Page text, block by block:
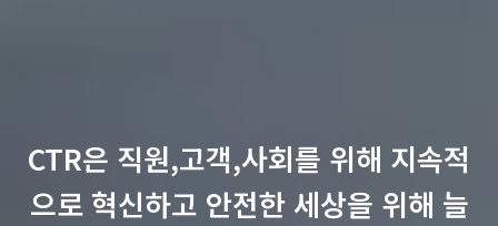
CTR은 직원,고객,사회를 위해 지속적
으로 혁신하고 안전한 세상을 위해 늘